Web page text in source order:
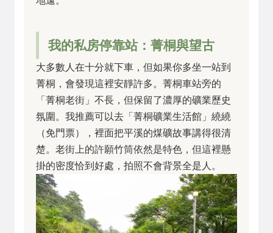
我的私房停靠站：菁桐與望古
大多數人在十分就下車，但如果你多坐一站到
菁桐，會發現這裡安靜許多。菁桐車站旁的
「菁桐老街」不長，但保留了濃厚的礦業歷史
氛圍。我推薦可以去「菁桐礦業生活館」繞繞
（免門票），裡面把平溪的煤礦故事講得很清
楚。老街上的許願竹筒依然是特色，但這裡懸
掛的密度恰到好處，拍照不會背景全是人。